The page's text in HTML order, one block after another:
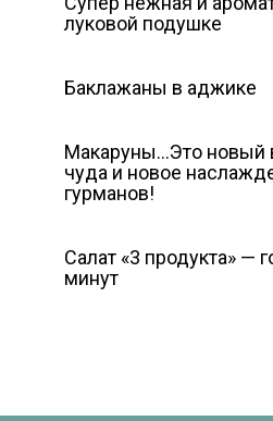
луковой подушке
Баклажаны в аджике
Макаруны…Это новый
чуда и новое
гурманов!
Салат «3 продукта» —
минут